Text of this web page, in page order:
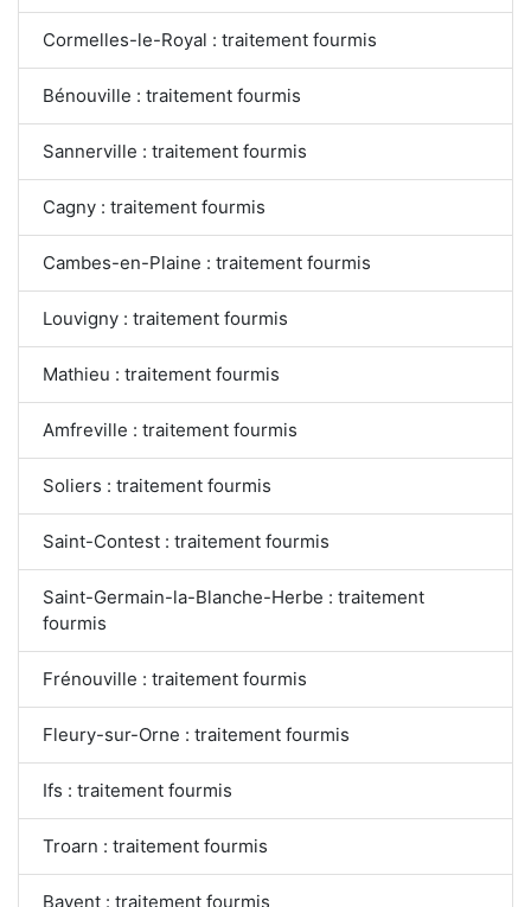
Cormelles-le-Royal : traitement fourmis
Bénouville : traitement fourmis
Sannerville : traitement fourmis
Cagny : traitement fourmis
Cambes-en-Plaine : traitement fourmis
Louvigny : traitement fourmis
Mathieu : traitement fourmis
Amfreville : traitement fourmis
Soliers : traitement fourmis
Saint-Contest : traitement fourmis
Saint-Germain-la-Blanche-Herbe : traitement
fourmis
Frénouville : traitement fourmis
Fleury-sur-Orne : traitement fourmis
Ifs : traitement fourmis
Troarn : traitement fourmis
Bavent : traitement fourmis